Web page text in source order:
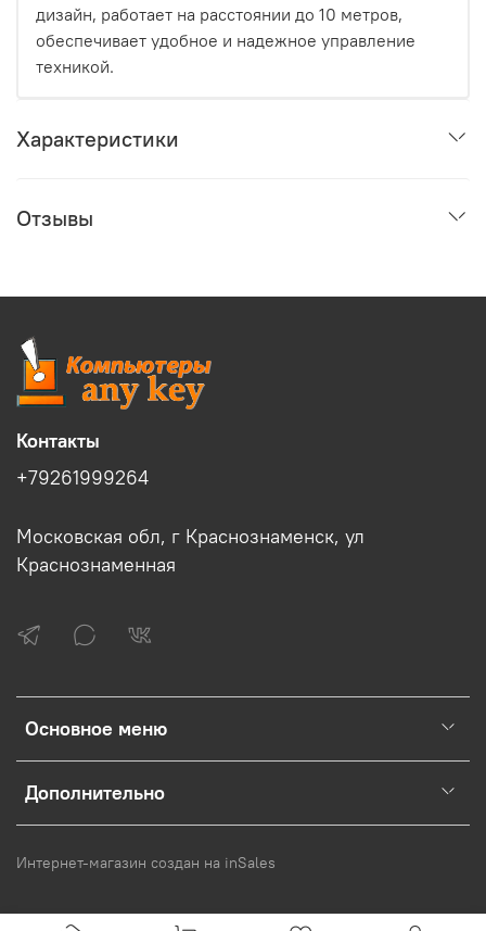
дизайн, работает на расстоянии до 10 метров,
обеспечивает удобное и надежное управление
техникой.
Характеристики
Отзывы
Основное меню
Дополнительно
Контакты
+79261999264
Московская обл, г Краснознаменск, ул
Краснознаменная
Интернет-магазин создан на inSales